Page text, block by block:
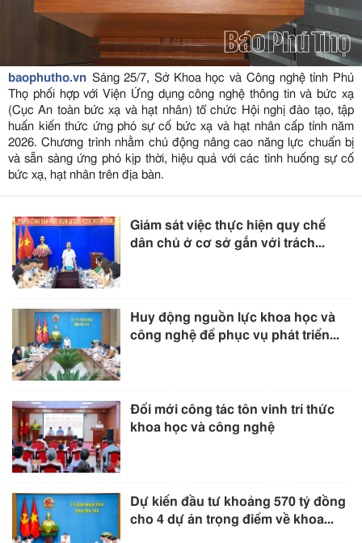
baophutho.vn Sáng 25/7, Sở Khoa học và Công nghệ tỉnh Phú
Thọ phối hợp với Viện Ứng dụng công nghệ thông tin và bức xạ
(Cục An toàn bức xạ và hạt nhân) tổ chức Hội nghị đào tạo, tập
huấn kiến thức ứng phó sự cố bức xạ và hạt nhân cấp tỉnh năm
2026. Chương trình nhằm chủ động nâng cao năng lực chuẩn bị
và sẵn sàng ứng phó kịp thời, hiệu quả với các tình huống sự cố
bức xạ, hạt nhân trên địa bàn.
Giám sát việc thực hiện quy chế
dân chủ ở cơ sở gắn với trách...
Huy động nguồn lực khoa học và
công nghệ để phục vụ phát triển...
Đổi mới công tác tôn vinh trí thức
khoa học và công nghệ
Dự kiến đầu tư khoảng 570 tỷ đồng
cho 4 dự án trọng điểm về khoa...